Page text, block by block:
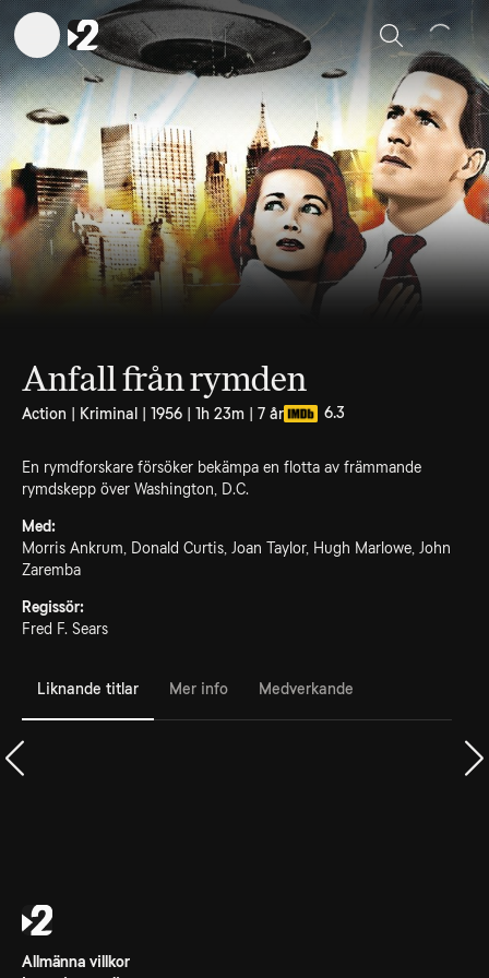
Sök
Anfall från rymden
Action | Kriminal | 1956 | 1h 23m | 7 år 6.3
En rymdforskare försöker bekämpa en flotta av främmande
rymdskepp över Washington, D.C.
Med:
Morris Ankrum, Donald Curtis, Joan Taylor, Hugh Marlowe, John
Zaremba
Regissör:
Fred F. Sears
Liknande titlar Mer info Medverkande
Allmänna villkor